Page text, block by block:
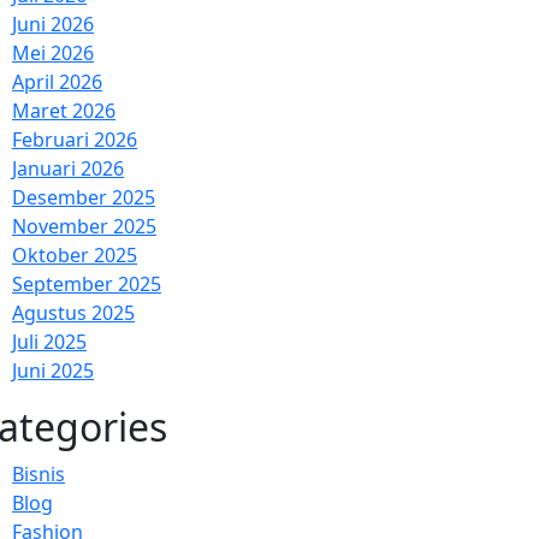
Juni 2026
Mei 2026
April 2026
Maret 2026
Februari 2026
Januari 2026
Desember 2025
November 2025
Oktober 2025
September 2025
Agustus 2025
Juli 2025
Juni 2025
Bisnis
Blog
Fashion